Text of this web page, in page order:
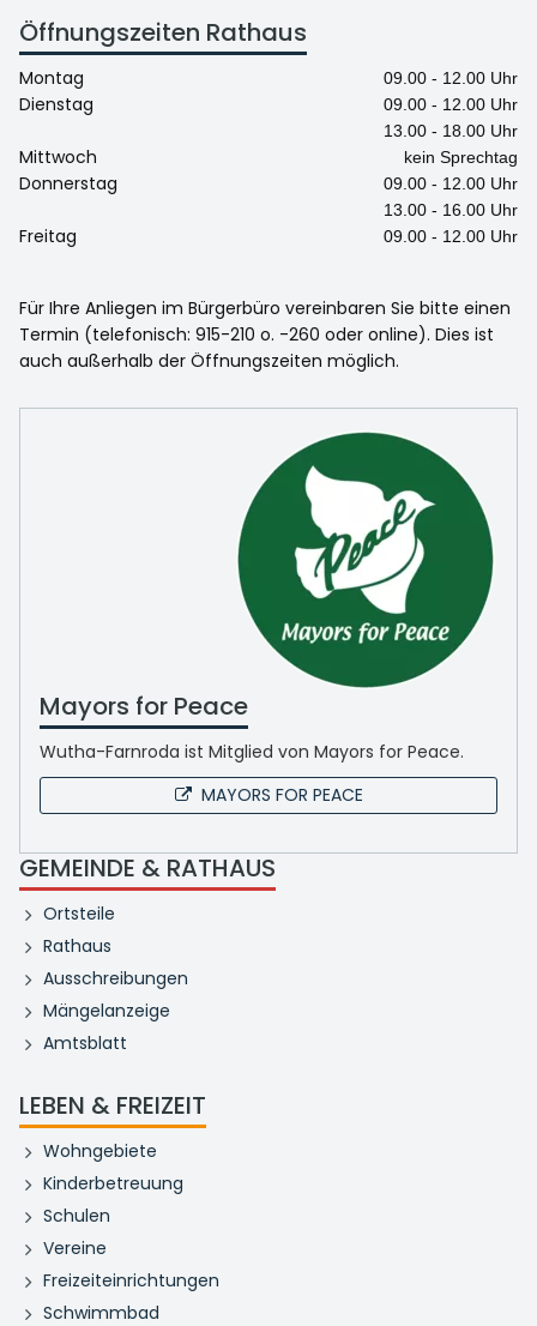
Öffnungszeiten Rathaus
Montag 09.00 - 12.00 Uhr
Dienstag
09.00 - 12.00 Uhr
13.00 - 18.00 Uhr
Mittwoch kein Sprechtag
Donnerstag
09.00 - 12.00 Uhr
13.00 - 16.00 Uhr
Freitag 09.00 - 12.00 Uhr
Für Ihre Anliegen im Bürgerbüro vereinbaren Sie bitte einen
Termin (telefonisch: 915-210 o. -260 oder online). Dies ist
auch außerhalb der Öffnungszeiten möglich.
Mayors for Peace
Wutha-Farnroda ist Mitglied von Mayors for Peace.
MAYORS FOR PEACE
GEMEINDE & RATHAUS
Ortsteile
Rathaus
Ausschreibungen
Mängelanzeige
Amtsblatt
LEBEN & FREIZEIT
Wohngebiete
Kinderbetreuung
Schulen
Vereine
Freizeiteinrichtungen
Schwimmbad